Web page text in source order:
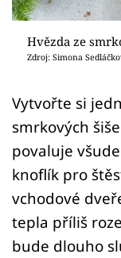
Hvězda ze
Zdroj: Simona
Vytvořte si
smrkových
povaluje
knoflík pro
vchodové
tepla příliš
bude dlouho